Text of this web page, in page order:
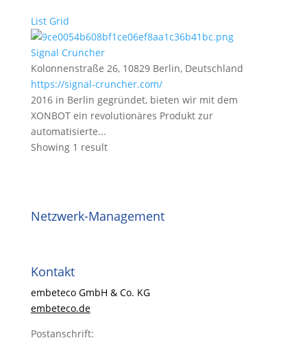
List Grid
Signal Cruncher
Kolonnenstraße 26, 10829 Berlin, Deutschland
https://signal-cruncher.com/
2016 in Berlin gegründet, bieten wir mit dem
XONBOT ein revolutionäres Produkt zur
automatisierte...
Showing 1 result
Netzwerk-Management
Kontakt
embeteco GmbH & Co. KG
embeteco.de
Postanschrift: